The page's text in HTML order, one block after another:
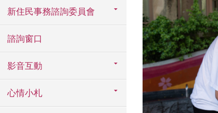
新住民事務諮詢委員會
諮詢窗口
影音互動
心情小札